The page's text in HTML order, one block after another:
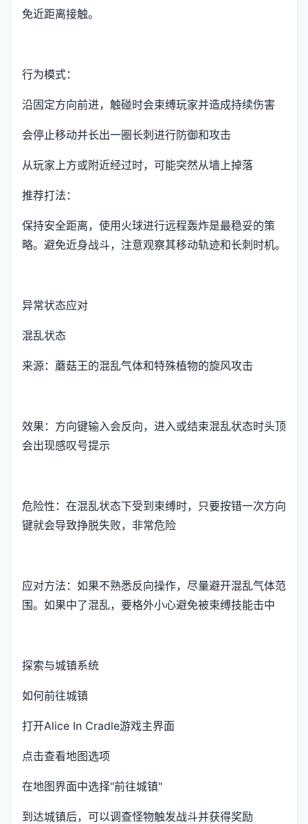
免近距离接触。
行为模式：
沿固定方向前进，触碰时会束缚玩家并造成持续伤害
会停止移动并长出一圈长刺进行防御和攻击
从玩家上方或附近经过时，可能突然从墙上掉落
推荐打法：
保持安全距离，使用火球进行远程轰炸是最稳妥的策
略。避免近身战斗，注意观察其移动轨迹和长刺时机。
异常状态应对
混乱状态
来源：蘑菇王的混乱气体和特殊植物的旋风攻击
效果：方向键输入会反向，进入或结束混乱状态时头顶
会出现感叹号提示
危险性：在混乱状态下受到束缚时，只要按错一次方向
键就会导致挣脱失败，非常危险
应对方法：如果不熟悉反向操作，尽量避开混乱气体范
围。如果中了混乱，要格外小心避免被束缚技能击中
探索与城镇系统
如何前往城镇
打开Alice In Cradle游戏主界面
点击查看地图选项
在地图界面中选择"前往城镇"
到达城镇后，可以调查怪物触发战斗并获得奖励